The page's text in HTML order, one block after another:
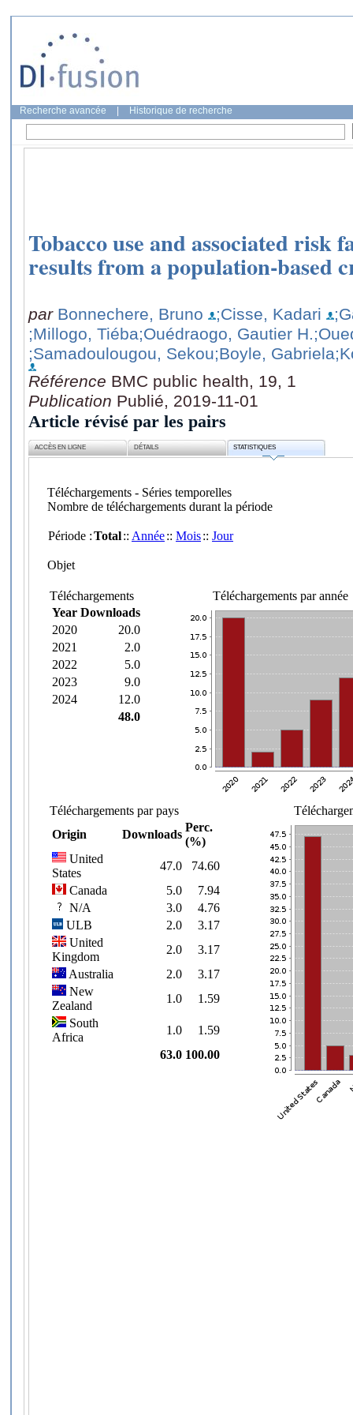
Recherche avancée Historique de recherche
Tobacco use and associated risk
results from a population-based
par Bonnechere, Bruno ;Cisse, Kadari
;Millogo, Tiéba;Ouédraogo, Gautier H.
;Samadoulougou, Sekou;Boyle, Gabriela
Référence BMC public health, 19, 1
Publication Publié, 2019-11-01
Article révisé par les pairs
ACCÈS EN LIGNE DÉTAILS STATISTIQUES